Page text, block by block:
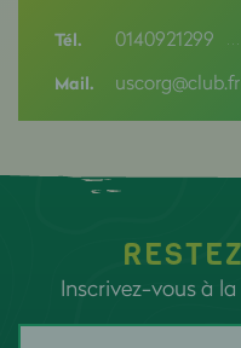
Tél. 0140921299
Mail. uscorg@club.fr
Inscrivez-vous à